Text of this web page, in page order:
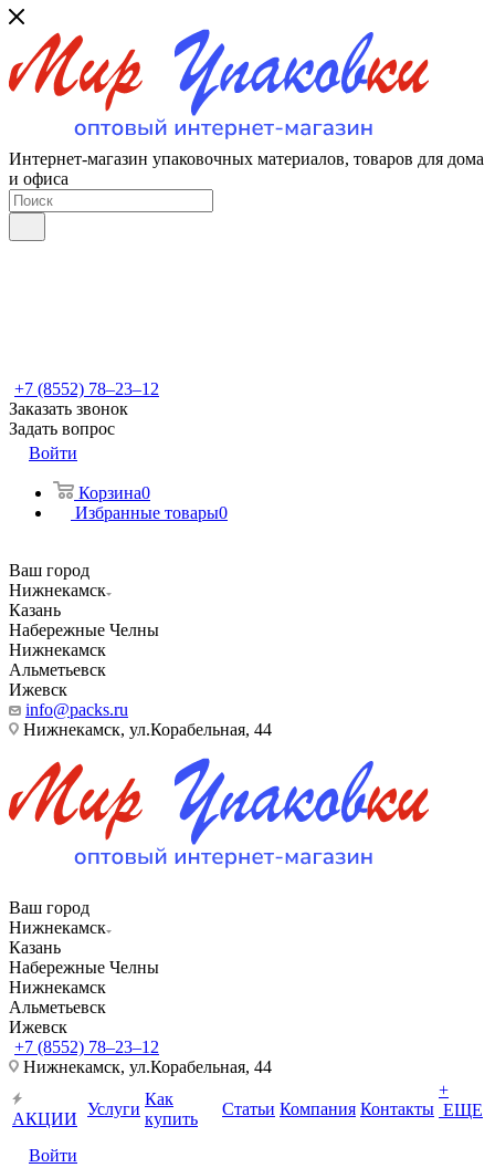
Интернет-магазин упаковочных материалов, товаров для дома
и офиса
+7 (8552) 78‒23‒12
Заказать звонок
Задать вопрос
Войти
Корзина0
Избранные товары0
Ваш город
Нижнекамск
Казань
Набережные Челны
Нижнекамск
Альметьевск
Ижевск
info@packs.ru
Нижнекамск, ​ул.Корабельная, 44
Ваш город
Нижнекамск
Казань
Набережные Челны
Нижнекамск
Альметьевск
Ижевск
+7 (8552) 78‒23‒12
Нижнекамск, ​ул.Корабельная, 44
АКЦИИ
Услуги
Как
купить
Статьи Компания Контакты
+
ЕЩЕ
Войти